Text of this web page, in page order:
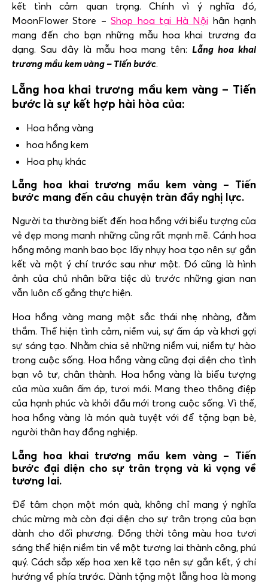
kết tình cảm quan trọng. Chính vì ý nghĩa đó,
MoonFlower Store –Shop hoa tại Hà Nội hân hạnh
mang đến cho bạn những mẫu hoa khai trương đa
dạng. Sau đây là mẫu hoa mang tên: Lẵng hoa khai
trương mầu kem vàng – Tiến bước.
Lẵng hoa khai trương mầu kem vàng – Tiến
bước là sự kết hợp hài hòa của:
Hoa hồng vàng
hoa hồng kem
Hoa phụ khác
Lẵng hoa khai trương mầu kem vàng – Tiến
bước mang đến câu chuyện tràn đầy nghị lực.
Người ta thường biết đến hoa hồng với biểu tượng của
vẻ đẹp mong manh những cũng rất mạnh mẽ. Cánh hoa
hồng mỏng manh bao bọc lấy nhụy hoa tạo nên sự gắn
kết và một ý chí trước sau như một. Đó cũng là hình
ảnh của chủ nhân bữa tiệc dù trước những gian nan
vẫn luôn cố gắng thực hiện.
Hoa hồng vàng mang một sắc thái nhẹ nhàng, đằm
thắm. Thể hiện tình cảm, niềm vui, sự ấm áp và khơi gợi
sự sáng tạo. Nhằm chia sẻ những niềm vui, niềm tự hào
trong cuộc sống. Hoa hồng vàng cũng đại diện cho tình
bạn vô tư, chân thành. Hoa hồng vàng là biểu tượng
của mùa xuân ấm áp, tươi mới. Mang theo thông điệp
của hạnh phúc và khởi đầu mới trong cuộc sống. Vì thế,
hoa hồng vàng là món quà tuyệt với để tặng bạn bè,
người thân hay đồng nghiệp.
Lẵng hoa khai trương mầu kem vàng – Tiến
bước đại diện cho sự trân trọng và kì vọng về
tương lai.
Để tâm chọn một món quà, không chỉ mang ý nghĩa
chúc mừng mà còn đại diện cho sự trân trọng của bạn
dành cho đối phương. Đồng thời tông màu hoa tươi
sáng thể hiện niềm tin về một tương lai thành công, phú
quý. Cách sắp xếp hoa xen kẽ tạo nên sự gắn kết, ý chí
hướng về phía trước. Dành tặng một lẵng hoa là mong